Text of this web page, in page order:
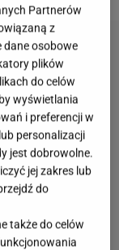
Partnerów
z
dane osobowe
plików
do celów
wyświetlania
i preferencji w
personalizacji
jest dobrowolne.
jej zakres lub
do
także do celów